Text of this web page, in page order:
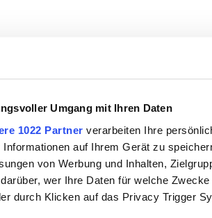
Umgang mit Ihren Daten
1022 Partner verarbeiten Ihre
auf Ihrem Gerät zu
von Werbung und Inhalten,
wer Ihre Daten für welche
durch Klicken auf das Privacy Trigger